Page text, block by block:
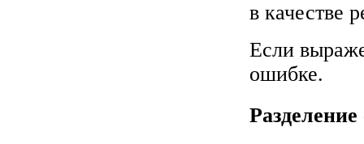
в качестве
Если
ошибке.